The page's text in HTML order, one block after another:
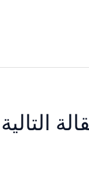
التالية